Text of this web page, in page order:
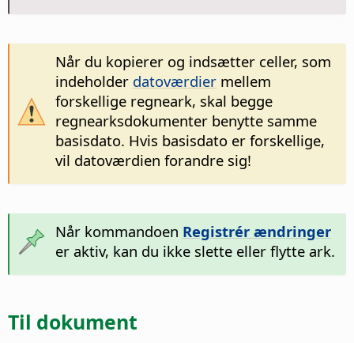
Når du kopierer og indsætter celler, som
indeholder datoværdiermellem
forskellige regneark, skal begge
regnearksdokumenter benytte samme
basisdato. Hvis basisdato er forskellige,
vil datoværdien forandre sig!
Når kommandoen Registrér ændringer
er aktiv, kan du ikke slette eller flytte ark.
Til dokument